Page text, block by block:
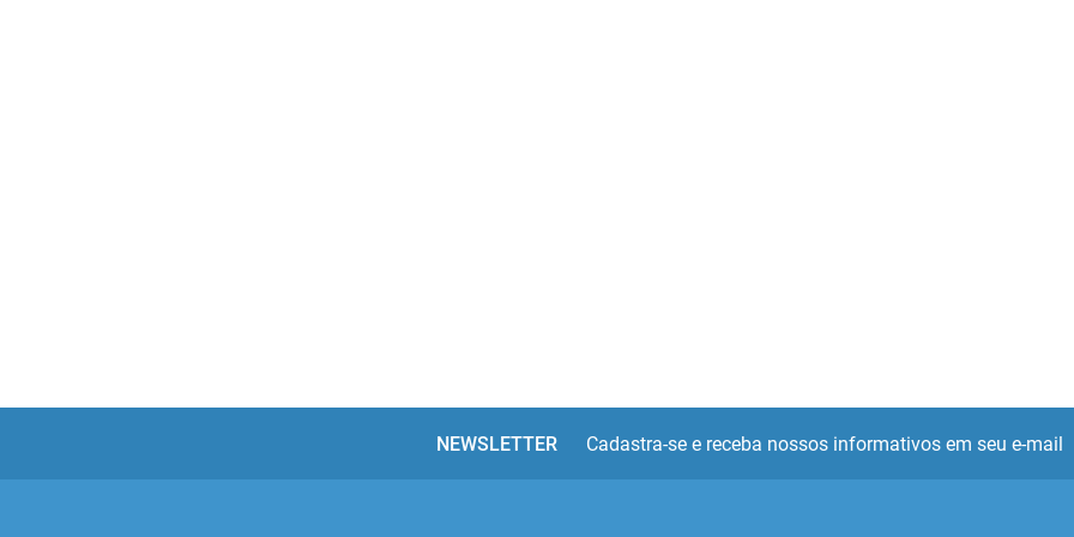
NEWSLETTER Cadastra-se e receba nossos informativos em seu e-mail